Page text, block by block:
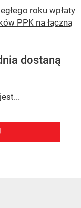
roku wpłaty
PPK na łączną
dostaną